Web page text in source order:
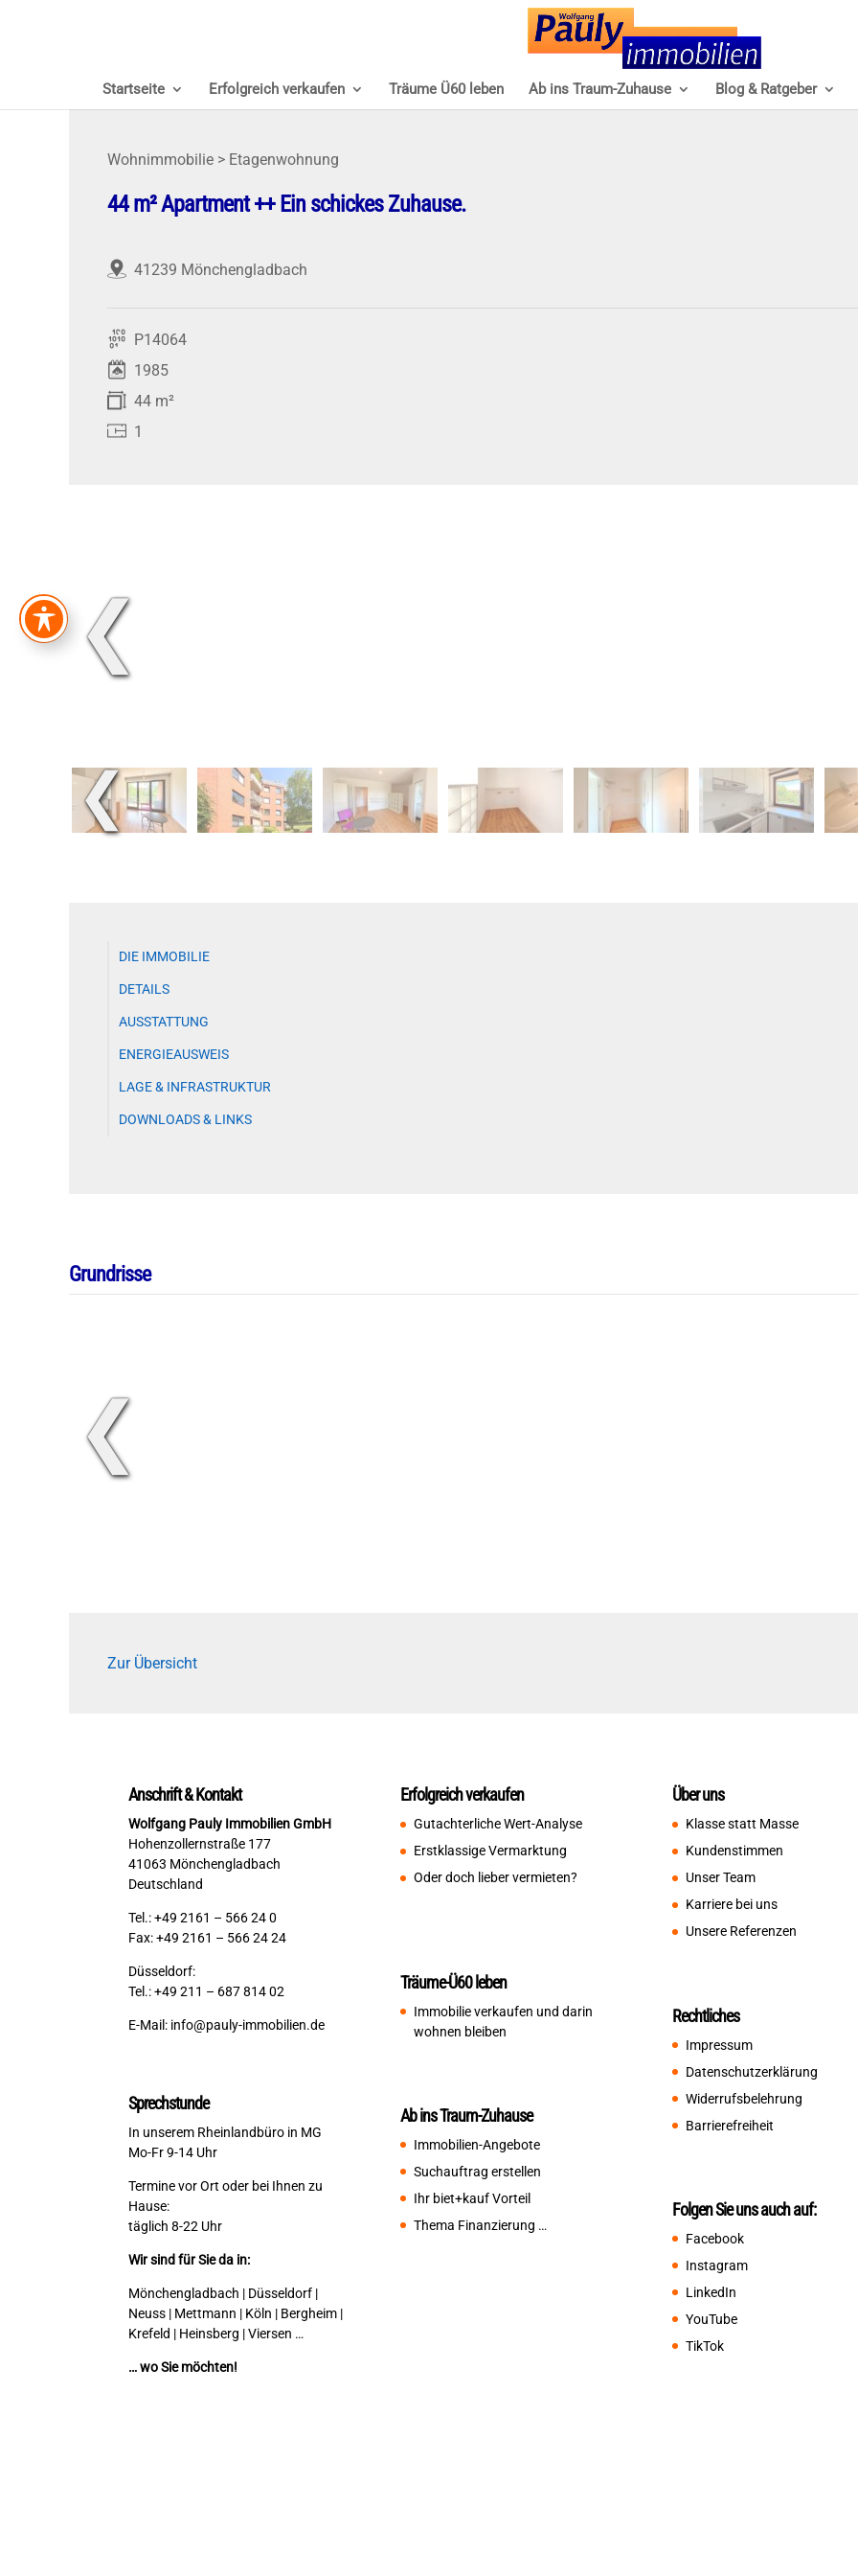
Startseite Erfolgreich verkaufen Träume Ü60 leben Ab ins Traum-Zuhause Blog & Ratgeber
Wohnimmobilie > Etagenwohnung
44 m² Apartment ++ Ein schickes Zuhause.
41239 Mönchengladbach
P14064
1985
44 m²
1
❮
❮
DIE IMMOBILIE
DETAILS
AUSSTATTUNG
ENERGIEAUSWEIS
LAGE & INFRASTRUKTUR
DOWNLOADS & LINKS
Grundrisse
❮
Zur Übersicht
Anschrift & Kontakt
Wolfgang Pauly Immobilien GmbH
Hohenzollernstraße 177
41063 Mönchengladbach
Deutschland
Tel.: +49 2161 – 566 24 0
Fax: +49 2161 – 566 24 24
Düsseldorf:
Tel.: +49 211 – 687 814 02
E-Mail: info@pauly-immobilien.de
Sprechstunde
In unserem Rheinlandbüro in MG
Mo-Fr 9-14 Uhr
Termine vor Ort oder bei Ihnen zu
Hause:
täglich 8-22 Uhr
Wir sind für Sie da in:
Mönchengladbach | Düsseldorf |
Neuss | Mettmann | Köln | Bergheim |
Krefeld | Heinsberg | Viersen …
… wo Sie möchten!
Erfolgreich verkaufen
Gutachterliche Wert-Analyse
Erstklassige Vermarktung
Oder doch lieber vermieten?
Träume-Ü60 leben
Immobilie verkaufen und darin
wohnen bleiben
Ab ins Traum-Zuhause
Immobilien-Angebote
Suchauftrag erstellen
Ihr biet+kauf Vorteil
Thema Finanzierung …
Über uns
Klasse statt Masse
Kundenstimmen
Unser Team
Karriere bei uns
Unsere Referenzen
Rechtliches
Impressum
Datenschutzerklärung
Widerrufsbelehrung
Barrierefreiheit
Folgen Sie uns auch auf:
Facebook
Instagram
LinkedIn
YouTube
TikTok